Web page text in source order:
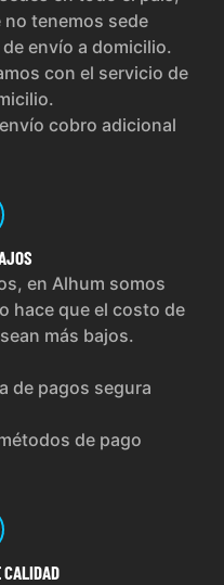
tenemos sede
envío a domicilio.
con el servicio de
cobro adicional
en Alhum somos
hace que el costo de
más bajos.
de pagos segura
de pago
CALIDAD